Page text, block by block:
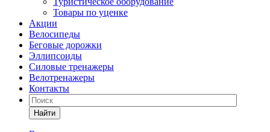
Товары по уценке
Акции
Велосипеды
Беговые дорожки
Эллипсоиды
Силовые тренажеры
Велотренажеры
Контакты
Найти